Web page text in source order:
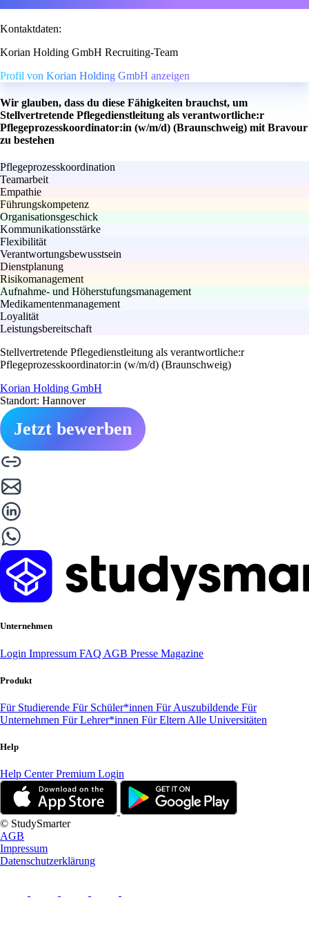
Kontaktdaten:
Korian Holding GmbH Recruiting-Team
Profil von Korian Holding GmbH anzeigen
Wir glauben, dass du diese Fähigkeiten brauchst, um
Stellvertretende Pflegedienstleitung als verantwortliche:r
Pflegeprozesskoordinator:in (w/m/d) (Braunschweig) mit Bravour
zu bestehen
Pflegeprozesskoordination
Teamarbeit
Empathie
Führungskompetenz
Organisationsgeschick
Kommunikationsstärke
Flexibilität
Verantwortungsbewusstsein
Dienstplanung
Risikomanagement
Aufnahme- und Höherstufungsmanagement
Medikamentenmanagement
Loyalität
Leistungsbereitschaft
Stellvertretende Pflegedienstleitung als verantwortliche:r
Pflegeprozesskoordinator:in (w/m/d) (Braunschweig)
Korian Holding GmbH
Standort: Hannover
Jetzt bewerben
Unternehmen
Login Impressum FAQ AGB Presse Magazine
Produkt
Für Studierende Für Schüler*innen Für Auszubildende Für
Unternehmen Für Lehrer*innen Für Eltern Alle Universitäten
Help
Help CenterPremium Login
© StudySmarter
AGB
Impressum
Datenschutzerklärung